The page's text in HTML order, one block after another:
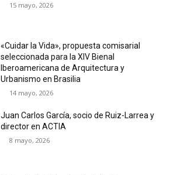
15 mayo, 2026
«Cuidar la Vida», propuesta comisarial
seleccionada para la XIV Bienal
Iberoamericana de Arquitectura y
Urbanismo en Brasilia
14 mayo, 2026
Juan Carlos García, socio de Ruiz-Larrea y
director en ACTIA
8 mayo, 2026